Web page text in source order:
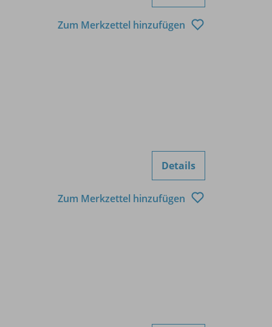
Zum Merkzettel hinzufügen
Details
Zum Merkzettel hinzufügen